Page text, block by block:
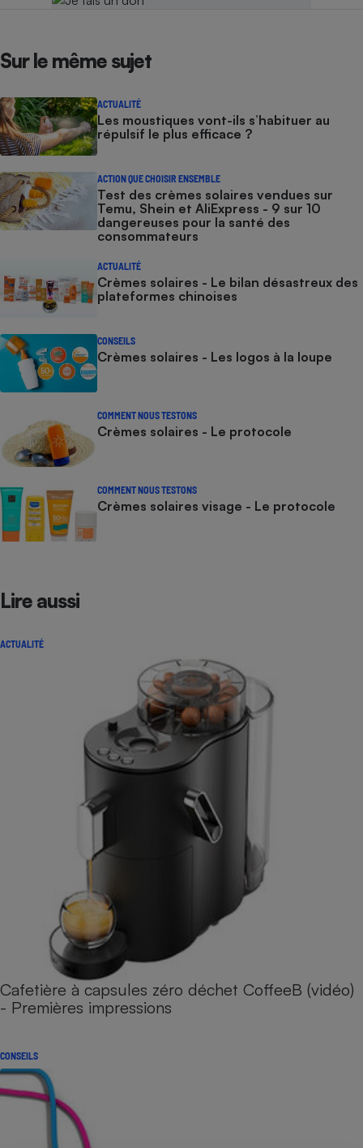
Sur le même sujet
ACTUALITÉ
Les moustiques vont-ils s’habituer au
répulsif le plus efficace ?
ACTION QUE CHOISIR ENSEMBLE
Test des crèmes solaires vendues sur
Temu, Shein et AliExpress - 9 sur 10
dangereuses pour la santé des
consommateurs
ACTUALITÉ
Crèmes solaires - Le bilan désastreux des
plateformes chinoises
CONSEILS
Crèmes solaires - Les logos à la loupe
COMMENT NOUS TESTONS
Crèmes solaires - Le protocole
COMMENT NOUS TESTONS
Crèmes solaires visage - Le protocole
Lire aussi
ACTUALITÉ
Cafetière à capsules zéro déchet CoffeeB (vidéo)
- Premières impressions
CONSEILS